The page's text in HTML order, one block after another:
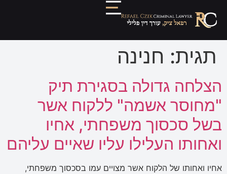
תגית: חנינה
הצלחה גדולה בסגירת תיק
"מחוסר אשמה" ללקוח אשר
בשל סכסוך משפחתי, אחיו
ואחותו העלילו עליו שאיים עליהם
אחיו ואחותו של הלקוח אשר מצויים עמו בסכסוך משפחתי,